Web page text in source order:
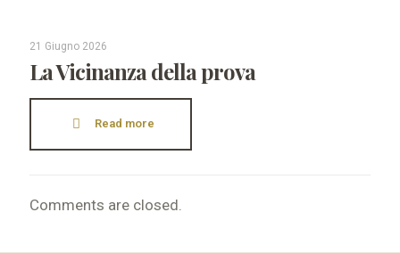
21 Giugno 2026
La Vicinanza della prova
Read more
Comments are closed.